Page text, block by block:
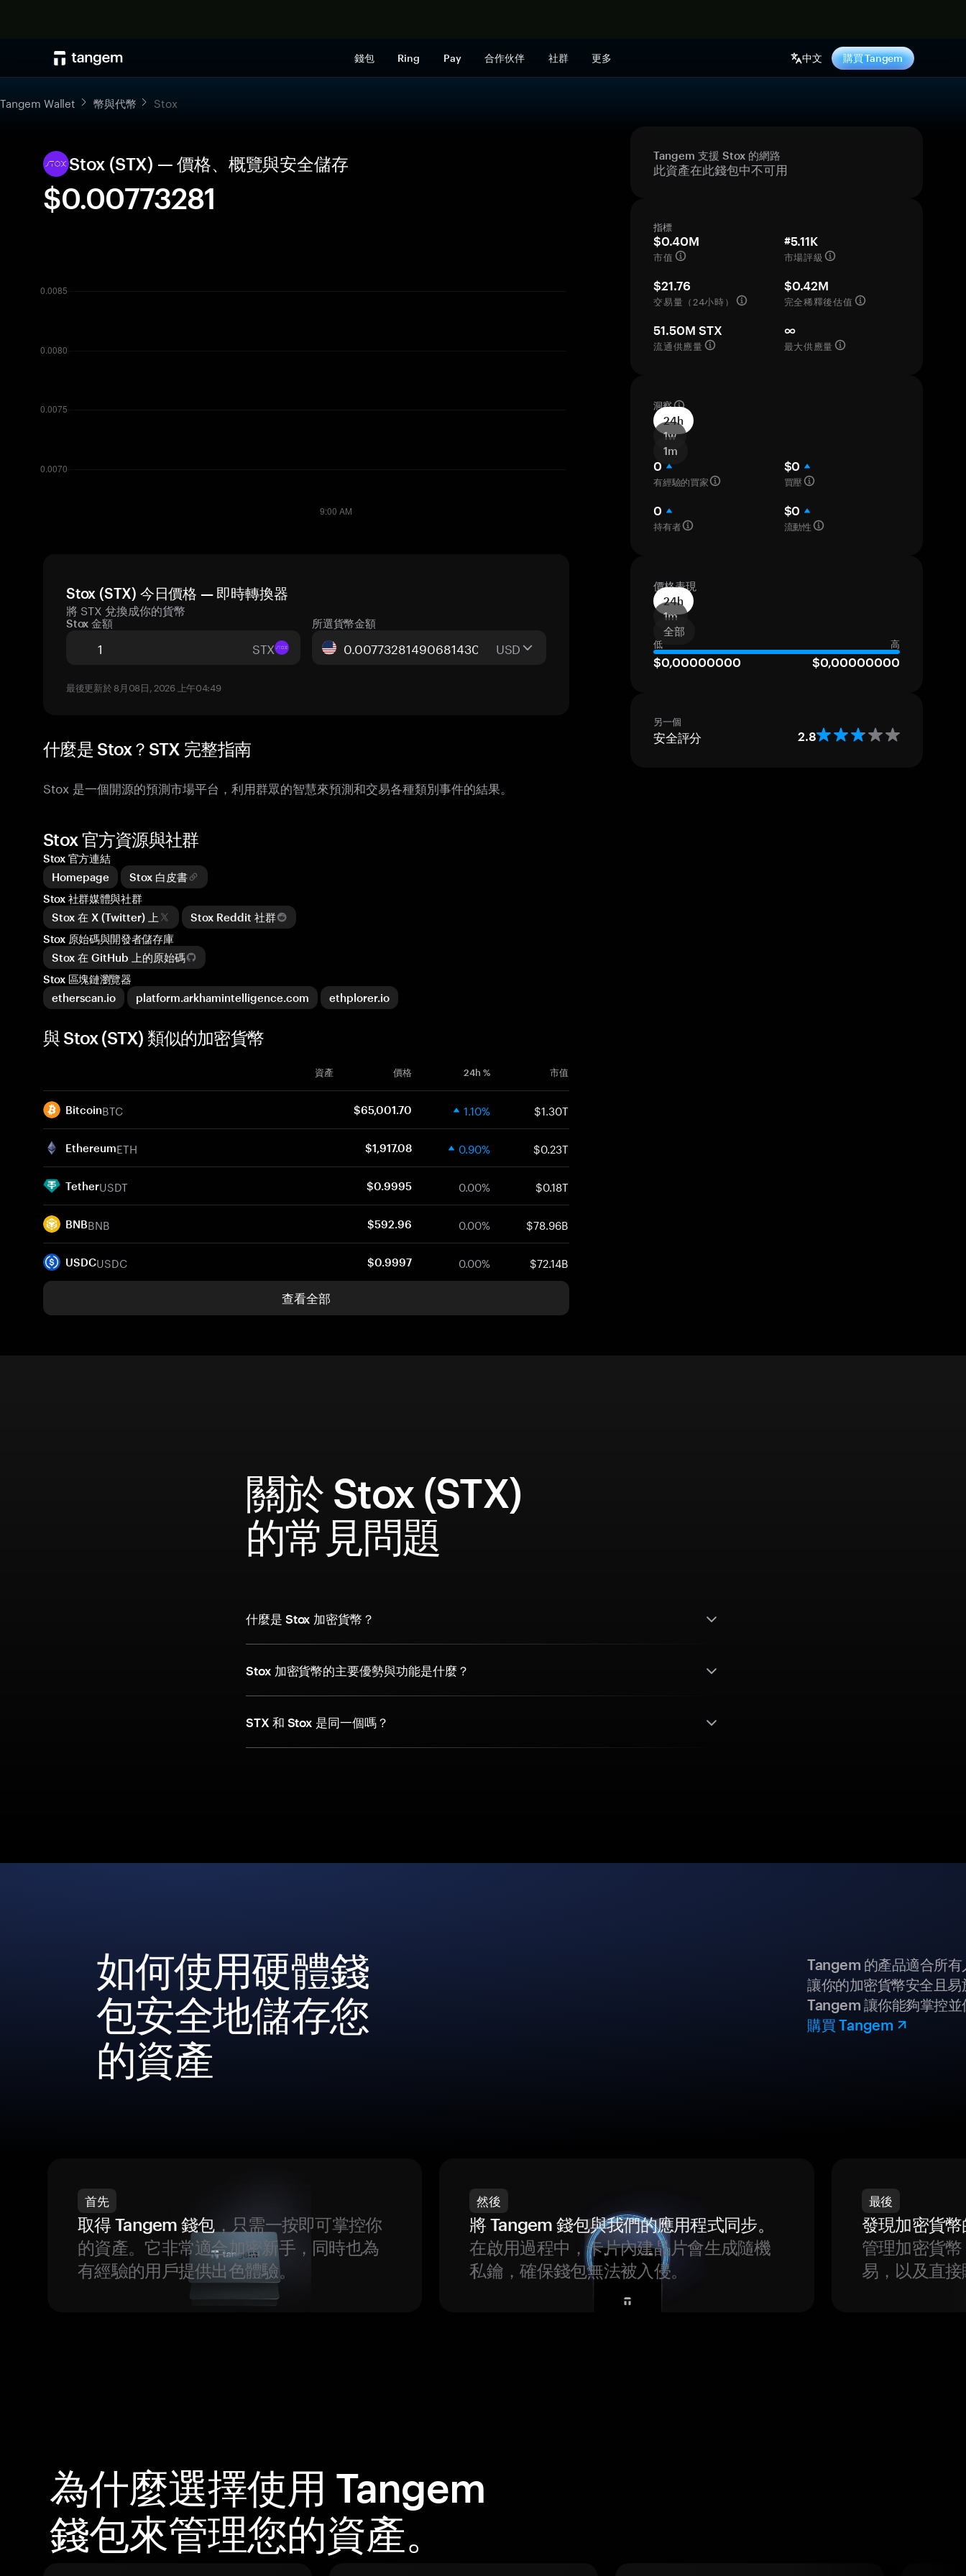
錢包 Ring Pay 合作伙伴 社群 更多 中文 購買 Tangem
Tangem Wallet 幣與代幣 Stox
Stox (STX) — 價格、概覽與安全儲存
$0.00773281
Stox (STX) 今日價格 — 即時轉換器
將 STX 兌換成你的貨幣
Stox 金額
STX
所選貨幣金額
USD
最後更新於 8月08日, 2026 上午04:49
什麼是 Stox？STX 完整指南
Stox 是一個開源的預測市場平台，利用群眾的智慧來預測和交易各種類別事件的結果。
Tangem 支援 Stox 的網路
此資產在此錢包中不可用
指標
$0.40M
市值
#5.11K
市場評級
$21.76
交易量（24小時）
$0.42M
完全稀釋後估值
51.50M STX
流通供應量
∞
最大供應量
洞察
24h
1w
1m
0
有經驗的買家
$0
買壓
0
持有者
$0
流動性
價格表現
24h
1m
全部
低 高
$0,00000000 $0,00000000
另一個
安全評分 2.8
Stox 官方資源與社群
Stox 官方連結
Homepage
Stox 白皮書
Stox 社群媒體與社群
Stox 在 X (Twitter) 上
Stox Reddit 社群
Stox 原始碼與開發者儲存庫
Stox 在 GitHub 上的原始碼
Stox 區塊鏈瀏覽器
etherscan.io
platform.arkhamintelligence.com ethplorer.io
與 Stox (STX) 類似的加密貨幣
資產 價格 24h % 市值
BitcoinBTC $65,001.70 1.10% $1.30T
EthereumETH $1,917.08 0.90% $0.23T
TetherUSDT $0.9995 0.00% $0.18T
BNBBNB $592.96 0.00% $78.96B
USDCUSDC $0.9997 0.00% $72.14B
查看全部
關於 Stox (STX)
的常見問題
什麼是 Stox 加密貨幣？
Stox 加密貨幣的主要優勢與功能是什麼？
STX 和 Stox 是同一個嗎？
如何使用硬體錢
包安全地儲存您
的資產
Tangem 的產品適合所
讓你的加密貨幣安全且
Tangem 讓你能夠掌控
購買 Tangem
首先
取得 Tangem 錢包，只需一按即可掌控你
的資產。它非常適合加密新手，同時也為
有經驗的用戶提供出色體驗。
然後
將 Tangem 錢包與我們的應用程式同步。
在啟用過程中，卡片內建晶片會生成隨機
私鑰，確保錢包無法被入侵。
最後
發現加密貨
管理加密貨
易，以及直
為什麼選擇使用 Tangem
錢包來管理您的資產。